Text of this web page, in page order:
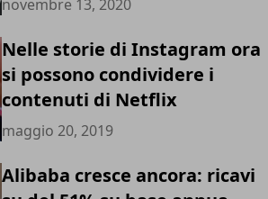
novembre 13, 2020
Nelle storie di Instagram ora
si possono condividere i
contenuti di Netflix
maggio 20, 2019
Alibaba cresce ancora: ricavi